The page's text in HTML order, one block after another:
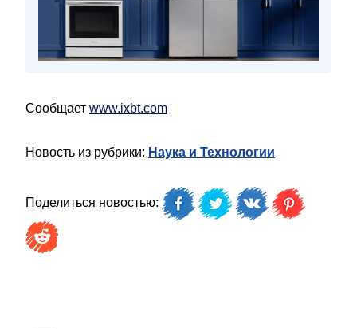
Сообщает www.ixbt.com
Новость из рубрики: Наука и Технологии
Поделиться новостью: